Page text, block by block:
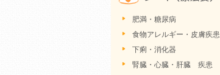
肥満・糖尿病
食物アレルギー・皮膚疾患
下痢・消化器
腎臓・心臓・肝臓 疾患